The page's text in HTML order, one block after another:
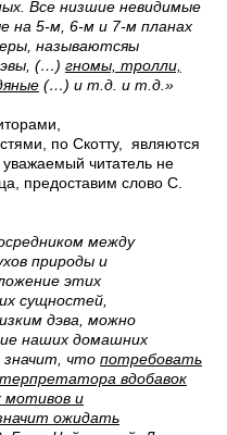
Все низшие невидимые
на 5-м, 6-м и 7-м планах
называютсяы
(…) гномы, тролли,
(…) и т.д. и т.д.»
по Скотту, являются
читатель не
предоставим слово С.
между
природы и
этих
сущностей,
дэва, можно
наших домашних
что потребовать
вдобавок
мотивов и
ожидать